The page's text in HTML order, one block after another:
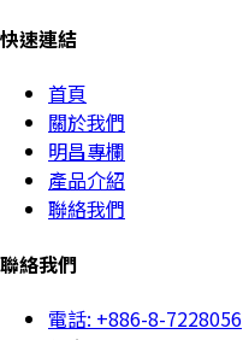
快速連結
首頁
關於我們
明昌專欄
產品介紹
聯絡我們
聯絡我們
電話: +886-8-7228056